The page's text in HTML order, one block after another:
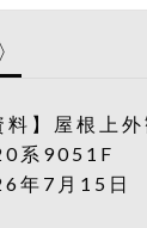
料】屋根上
系9051F
年7月15日